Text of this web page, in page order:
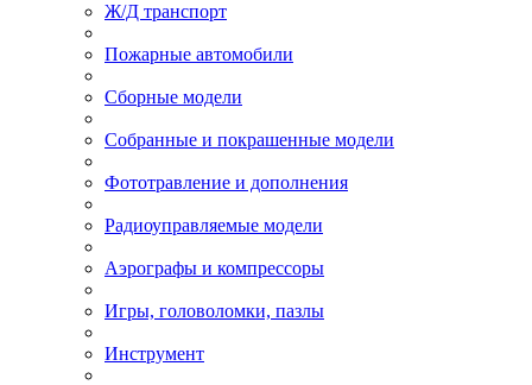
Ж/Д транспорт
Пожарные автомобили
Сборные модели
Собранные и покрашенные модели
Фототравление и дополнения
Радиоуправляемые модели
Аэрографы и компрессоры
Игры, головоломки, пазлы
Инструмент